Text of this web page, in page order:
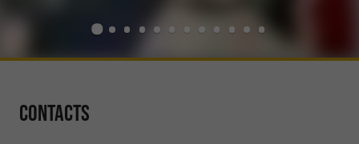
Contacts